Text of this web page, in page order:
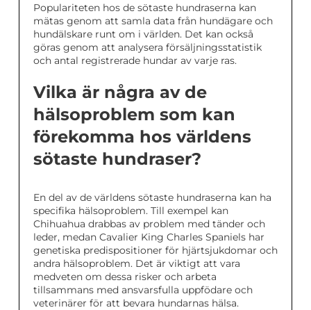
Populariteten hos de sötaste hundraserna kan
mätas genom att samla data från hundägare och
hundälskare runt om i världen. Det kan också
göras genom att analysera försäljningsstatistik
och antal registrerade hundar av varje ras.
Vilka är några av de
hälsoproblem som kan
förekomma hos världens
sötaste hundraser?
En del av de världens sötaste hundraserna kan ha
specifika hälsoproblem. Till exempel kan
Chihuahua drabbas av problem med tänder och
leder, medan Cavalier King Charles Spaniels har
genetiska predispositioner för hjärtsjukdomar och
andra hälsoproblem. Det är viktigt att vara
medveten om dessa risker och arbeta
tillsammans med ansvarsfulla uppfödare och
veterinärer för att bevara hundarnas hälsa.